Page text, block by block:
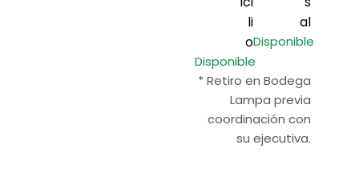
li
o
Disponible
al
Disponible
* Retiro en Bodega
Lampa previa
coordinación con
su ejecutiva.